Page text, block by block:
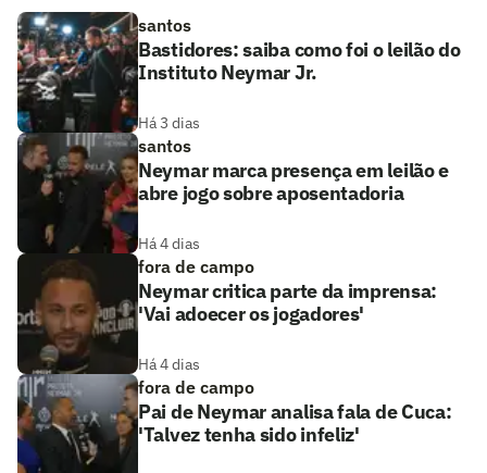
santos
Bastidores: saiba como foi o leilão do
Instituto Neymar Jr.
Há 3 dias
santos
Neymar marca presença em leilão e
abre jogo sobre aposentadoria
Há 4 dias
fora de campo
Neymar critica parte da imprensa:
'Vai adoecer os jogadores'
Há 4 dias
fora de campo
Pai de Neymar analisa fala de Cuca:
'Talvez tenha sido infeliz'